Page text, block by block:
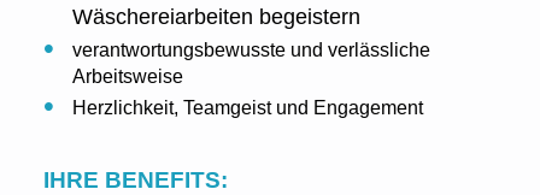
Wäschereiarbeiten begeistern
verantwortungsbewusste und verlässliche
Arbeitsweise
Herzlichkeit, Teamgeist und Engagement
IHRE BENEFITS: